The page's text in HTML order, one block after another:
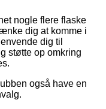
nogle flere flaske
dig at komme i
dig til
støtte op omkring
også have en